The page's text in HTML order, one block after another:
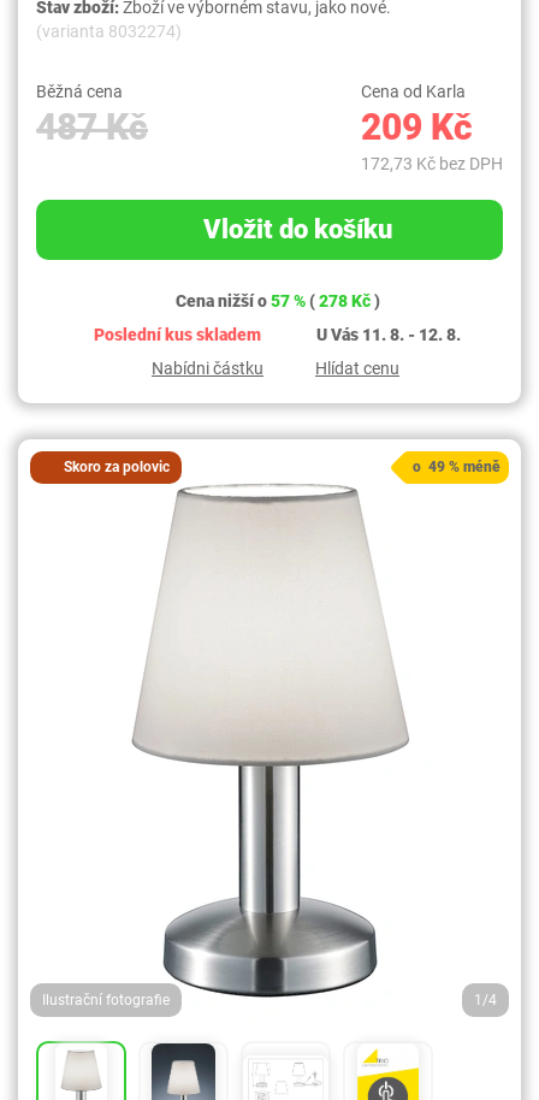
Stav zboží:Zboží ve výborném stavu, jako nové.
(varianta 8032274)
Běžná cena
487 Kč
Cena od Karla
209 Kč
172,73 Kč bez DPH
Vložit do košíku
Cena nižší o57 %(278 Kč)
Poslední kus skladem
U Vás 11. 8. - 12. 8.
Nabídni částku
Hlídat cenu
Skoro za polovic
Ilustrační fotografie 1/4
o 49 % méně